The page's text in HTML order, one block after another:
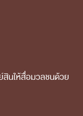
สินให้สื่อมวลชนด้วย